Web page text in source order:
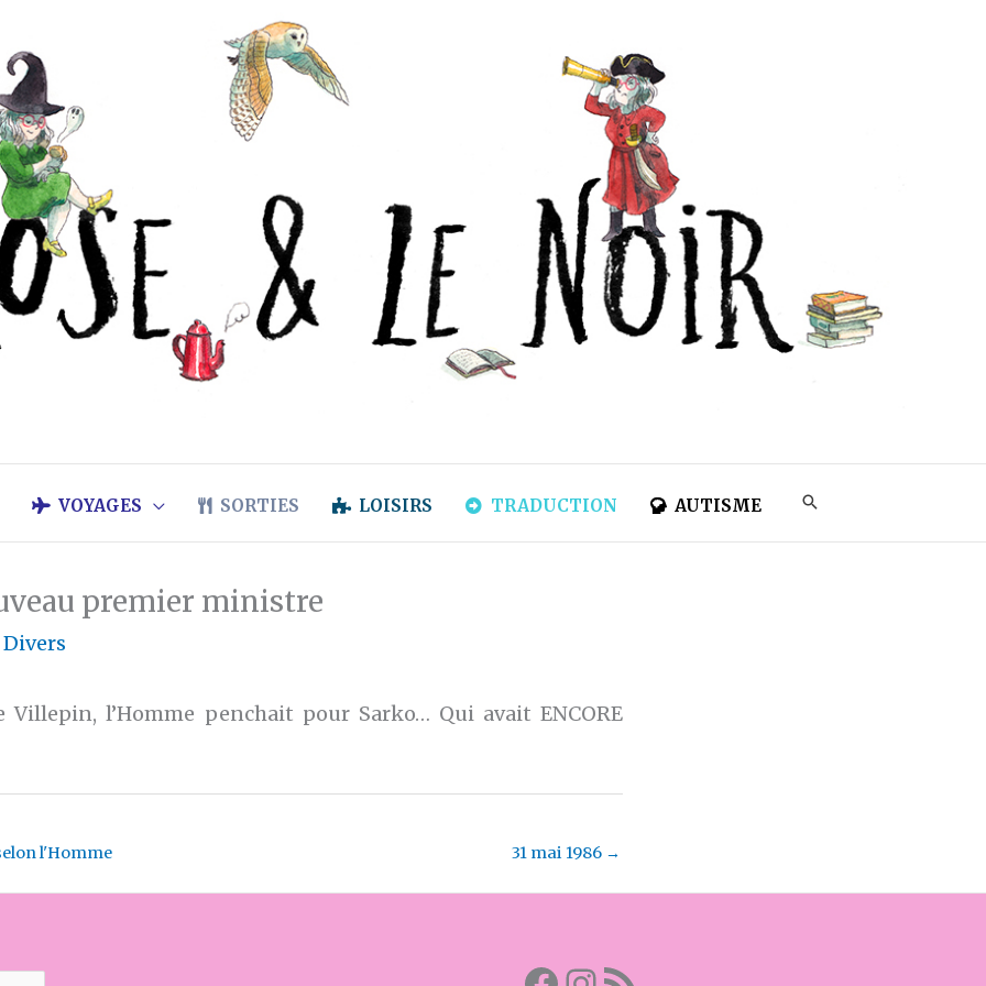
VOYAGES SORTIES LOISIRS TRADUCTION AUTISME
premier ministre
Divers
Villepin, l’Homme penchait pour Sarko… Qui avait ENCORE
l'Homme 31 mai 1986 →